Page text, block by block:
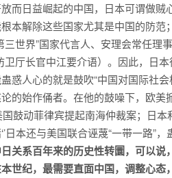
而日益崛起的中国，日本可谓做
本解除这些国家尤其是中国的防
三世界”国家代言人、安理会常任理
卫厅长官中江要介语）。因此，日
惑人心的就是鼓吹“中国对国际社
的始作俑者。在他的鼓噪下，欧美
鼓动菲律宾提起南海仲裁案；日
本还与美国联合诬蔑“一带一路”
关系百年来的历史性转圜，可以
世纪，最需要直面中国，调整心态